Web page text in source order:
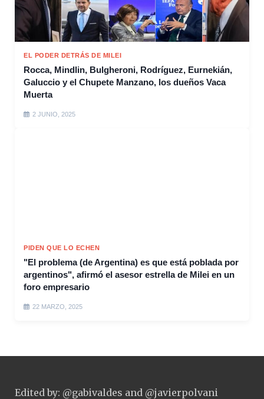
EL PODER DETRÁS DE MILEI
Rocca, Mindlin, Bulgheroni, Rodríguez, Eurnekián,
Galuccio y el Chupete Manzano, los dueños Vaca
Muerta
2 JUNIO, 2025
PIDEN QUE LO ECHEN
"El problema (de Argentina) es que está poblada por
argentinos", afirmó el asesor estrella de Milei en un
foro empresario
22 MARZO, 2025
Edited by: @gabivaldes and @javierpolvani